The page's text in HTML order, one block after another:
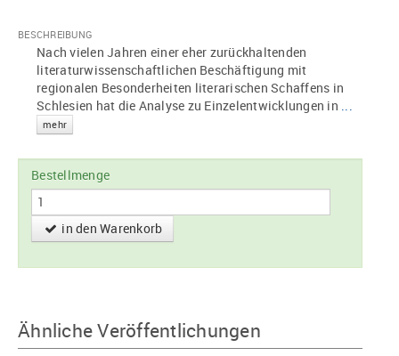
BESCHREIBUNG
Nach vielen Jahren einer eher zurückhaltenden
literaturwissenschaftlichen Beschäftigung mit
regionalen Besonderheiten literarischen Schaffens in
Schlesien hat die Analyse zu Einzelentwicklungen in ...
mehr
Bestellmenge
in den Warenkorb
Ähnliche Veröffentlichungen